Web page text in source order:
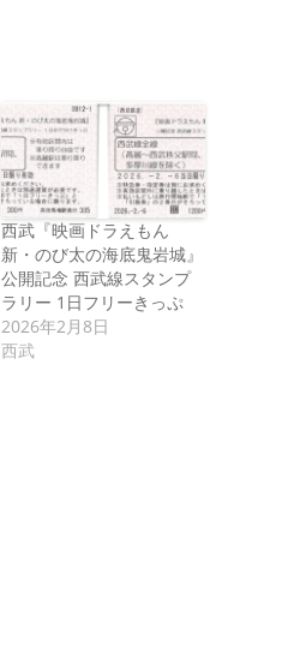
西武『映画ドラえもん
新・のび太の海底鬼岩城』
公開記念 西武線スタンプ
ラリー 1日フリーきっぷ
2026年2月8日
西武